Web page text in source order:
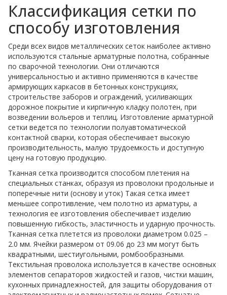
Классификация сетки по
способу изготовления
Среди всех видов металлических сеток наиболее активно
используются стальные арматурные полотна, собранные
по сварочной технологии. Они отличаются
универсальностью и активно применяются в качестве
армирующих каркасов в бетонных конструкциях,
строительстве заборов и ограждений, усиливающих
дорожное покрытие и кирпичную кладку полотен, при
возведении вольеров и теплиц. Изготовление арматурной
сетки ведется по технологии полуавтоматической
контактной сварки, которая обеспечивает высокую
производительность, малую трудоемкость и доступную
цену на готовую продукцию.
Тканная сетка производится способом плетения на
специальных станках, образуя из проволоки продольные и
поперечные нити (основу и уток) Такая сетка имеет
меньшее сопротивление, чем полотно из арматуры, а
технология ее изготовления обеспечивает изделию
повышенную гибкость, эластичность и ударную прочность.
Тканная сетка плетется из проволоки диаметром 0.025 –
2.0 мм. Ячейки размером от 09.06 до 23 мм могут быть
квадратными, шестиугольными, ромбообразными.
Текстильная проволока используется в качестве основных
элементов сепараторов жидкостей и газов, чистки машин,
кухонных принадлежностей, для защиты оборудования от